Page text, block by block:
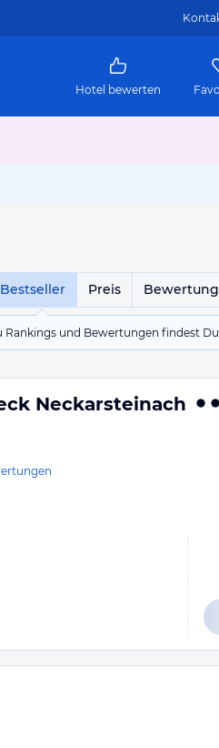
Hotel bewerten
Bestseller Preis
und Bewertungen findest Du
Neckarsteinach